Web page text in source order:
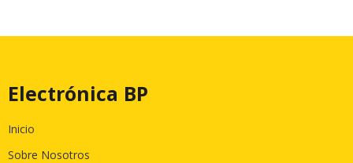
Electrónica BP
Inicio
Sobre Nosotros